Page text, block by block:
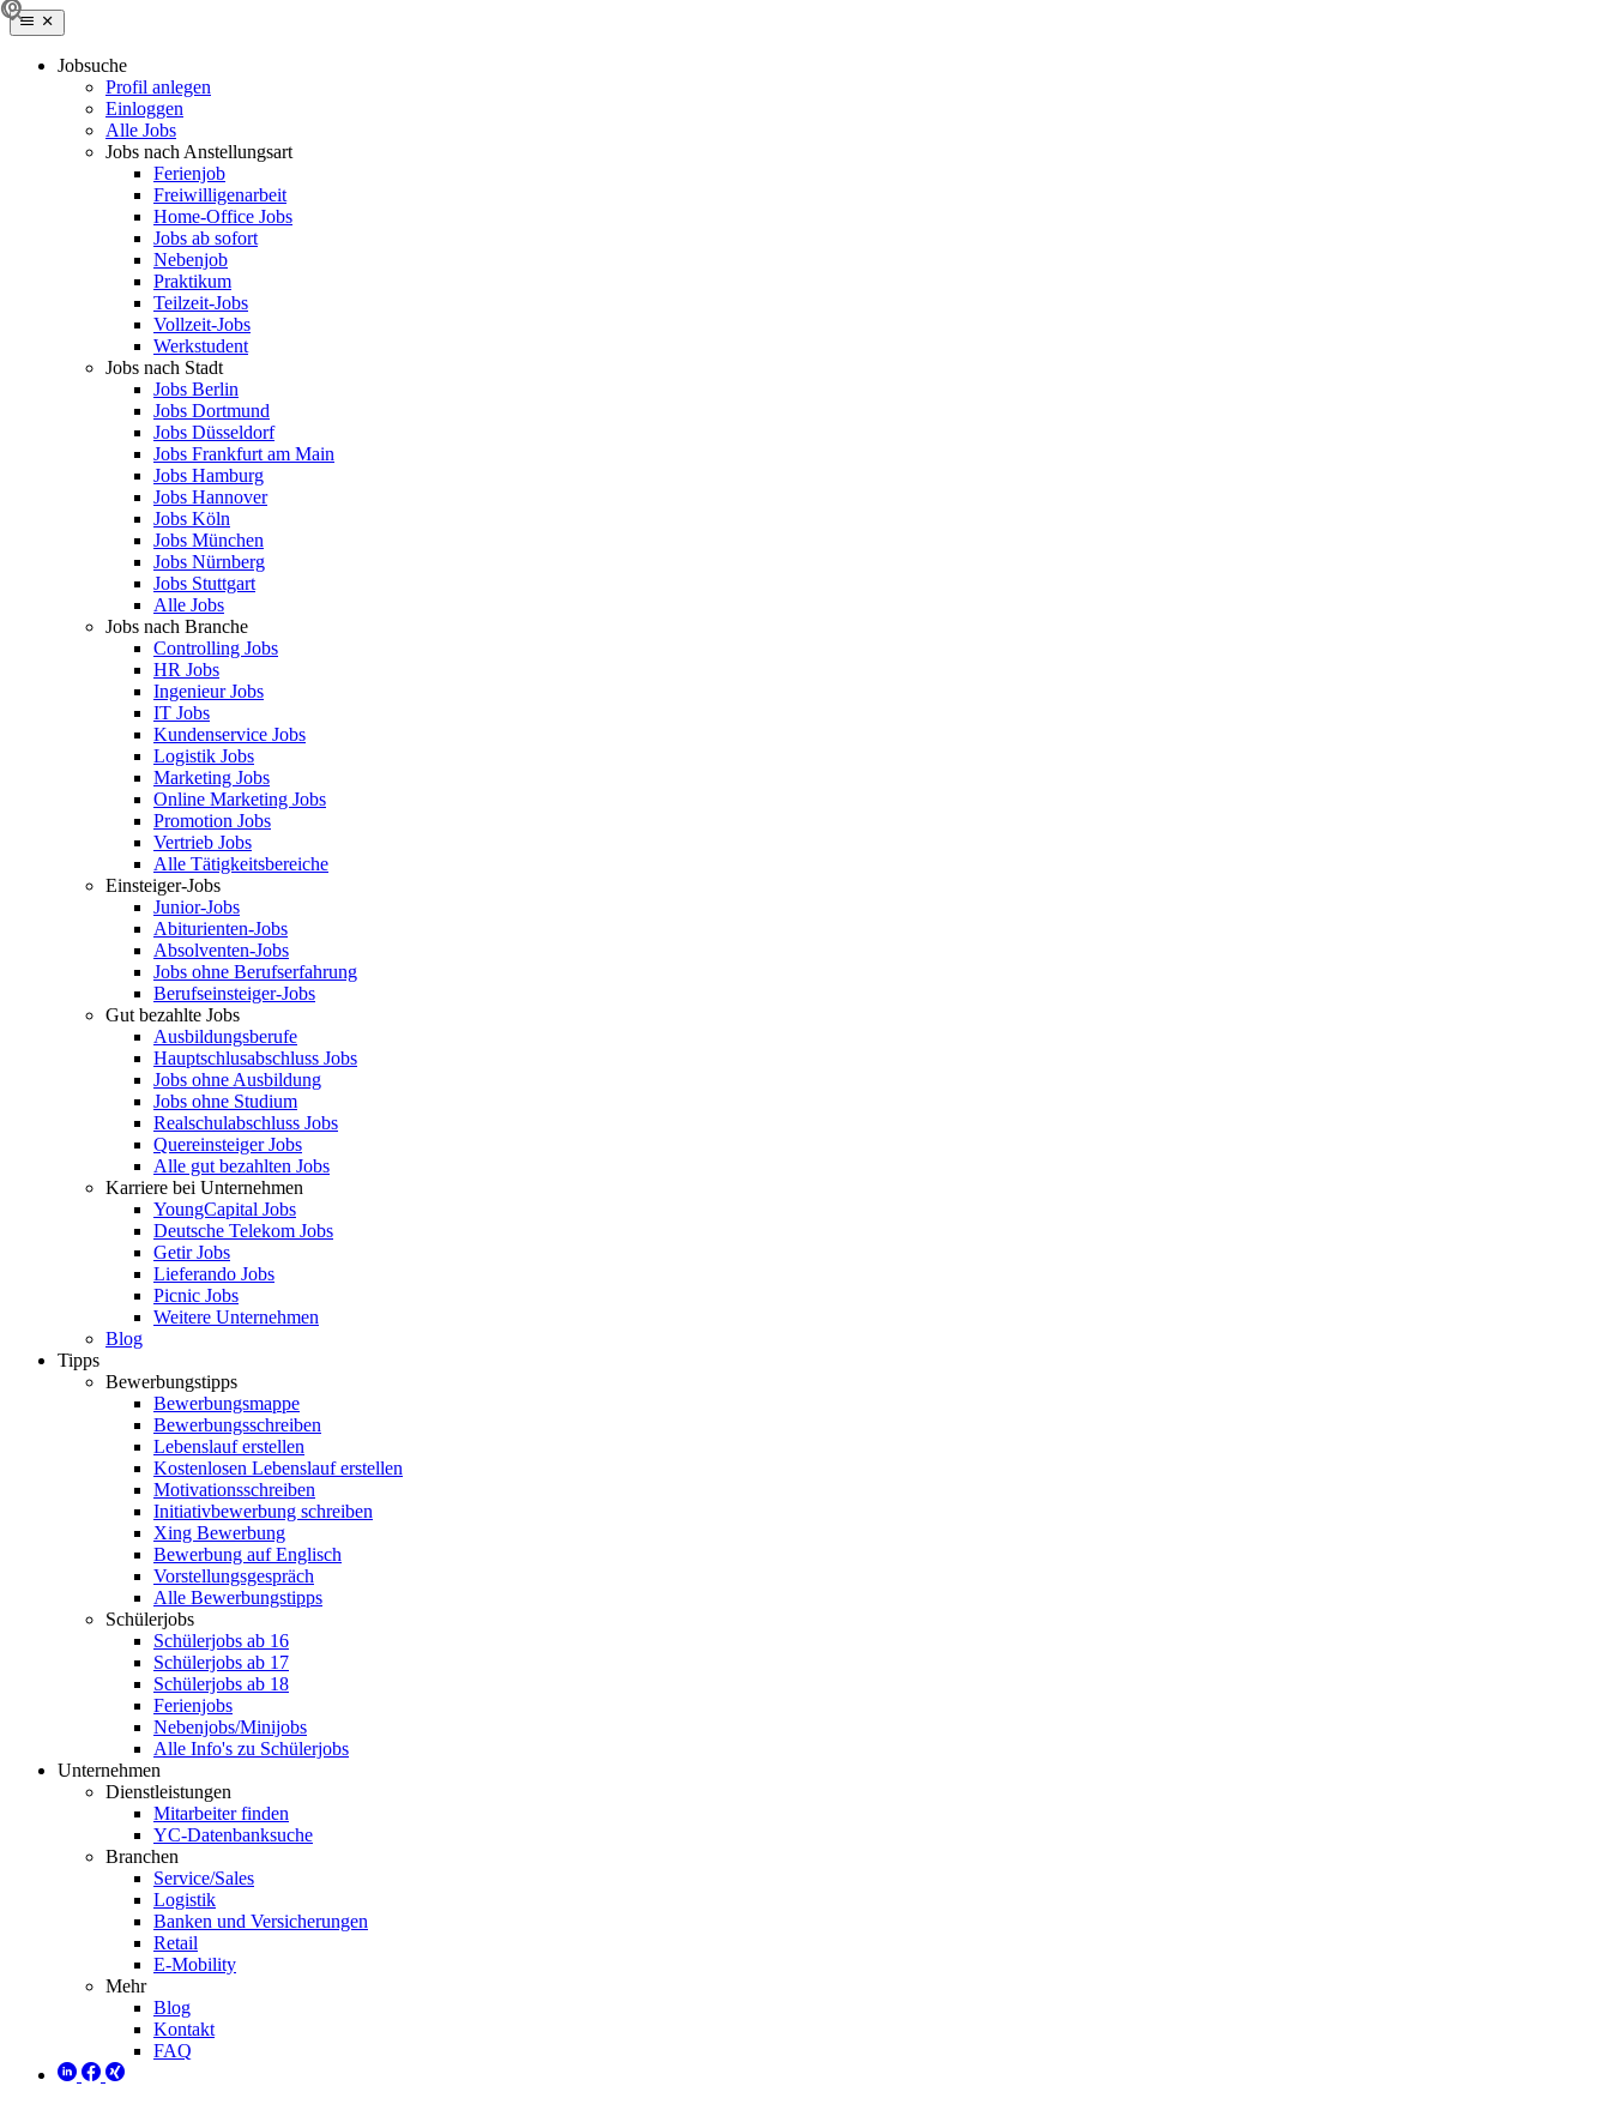
Jobsuche
Profil anlegen
Einloggen
Alle Jobs
Jobs nach Anstellungsart
Ferienjob
Freiwilligenarbeit
Home-Office Jobs
Jobs ab sofort
Nebenjob
Praktikum
Teilzeit-Jobs
Vollzeit-Jobs
Werkstudent
Jobs nach Stadt
Jobs Berlin
Jobs Dortmund
Jobs Düsseldorf
Jobs Frankfurt am Main
Jobs Hamburg
Jobs Hannover
Jobs Köln
Jobs München
Jobs Nürnberg
Jobs Stuttgart
Alle Jobs
Jobs nach Branche
Controlling Jobs
HR Jobs
Ingenieur Jobs
IT Jobs
Kundenservice Jobs
Logistik Jobs
Marketing Jobs
Online Marketing Jobs
Promotion Jobs
Vertrieb Jobs
Alle Tätigkeitsbereiche
Einsteiger-Jobs
Junior-Jobs
Abiturienten-Jobs
Absolventen-Jobs
Jobs ohne Berufserfahrung
Berufseinsteiger-Jobs
Gut bezahlte Jobs
Ausbildungsberufe
Hauptschlusabschluss Jobs
Jobs ohne Ausbildung
Jobs ohne Studium
Realschulabschluss Jobs
Quereinsteiger Jobs
Alle gut bezahlten Jobs
Karriere bei Unternehmen
YoungCapital Jobs
Deutsche Telekom Jobs
Getir Jobs
Lieferando Jobs
Picnic Jobs
Weitere Unternehmen
Blog
Tipps
Bewerbungstipps
Bewerbungsmappe
Bewerbungsschreiben
Lebenslauf erstellen
Kostenlosen Lebenslauf erstellen
Motivationsschreiben
Initiativbewerbung schreiben
Xing Bewerbung
Bewerbung auf Englisch
Vorstellungsgespräch
Alle Bewerbungstipps
Schülerjobs
Schülerjobs ab 16
Schülerjobs ab 17
Schülerjobs ab 18
Ferienjobs
Nebenjobs/Minijobs
Alle Info's zu Schülerjobs
Unternehmen
Dienstleistungen
Mitarbeiter finden
YC-Datenbanksuche
Branchen
Service/Sales
Logistik
Banken und Versicherungen
Retail
E-Mobility
Mehr
Blog
Kontakt
FAQ